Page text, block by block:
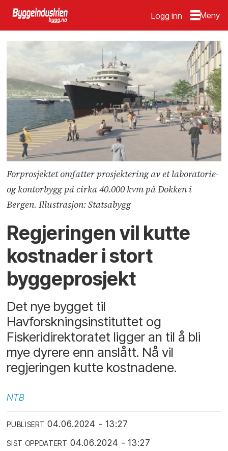
Logg inn
Forprosjektet omfatter prosjektering av et laboratorie-
og kontorbygg på cirka 40.000 kvm på Dokken i
Bergen. Illustrasjon: Statsabygg
Regjeringen vil kutte
kostnader i stort
byggeprosjekt
Det nye bygget til
Havforskningsinstituttet og
Fiskeridirektoratet ligger an til å bli
mye dyrere enn anslått. Nå vil
regjeringen kutte kostnadene.
NTB
PUBLISERT 04.06.2024 - 13:27
SIST OPPDATERT 04.06.2024 - 13:27